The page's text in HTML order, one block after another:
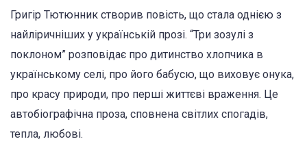
Григір Тютюнник створив повість, що стала однією з
найліричніших у українській прозі. “Три зозулі з
поклоном” розповідає про дитинство хлопчика в
українському селі, про його бабусю, що виховує онука,
про красу природи, про перші життєві враження. Це
автобіографічна проза, сповнена світлих спогадів,
тепла, любові.